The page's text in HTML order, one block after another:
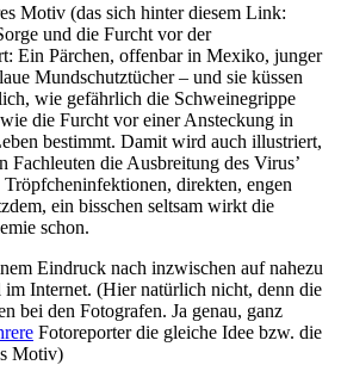
Motiv (das sich hinter diesem Link:
und die Furcht vor der
Ein Pärchen, offenbar in Mexiko, junger
Mundschutztücher – und sie küssen
wie gefährlich die Schweinegrippe
die Furcht vor einer Ansteckung in
bestimmt. Damit wird auch illustriert,
Fachleuten die Ausbreitung des Virus’
direkten, engen
ein bisschen seltsam wirkt die
schon.
Eindruck nach inzwischen auf nahezu
Internet. (Hier natürlich nicht, denn die
bei den Fotografen. Ja genau, ganz
Fotoreporter die gleiche Idee bzw. die
Motiv)